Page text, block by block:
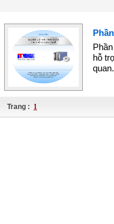
hỗ
Trang : 1